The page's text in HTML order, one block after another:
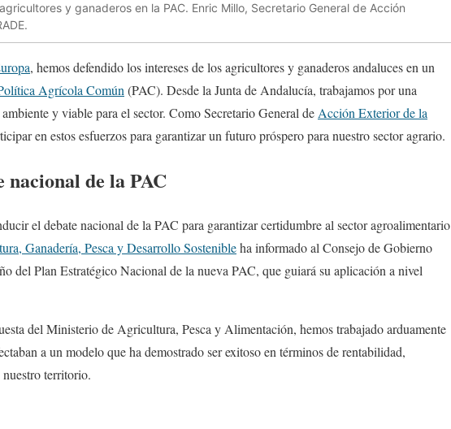
y ganaderos en la PAC. Enric Millo, Secretario General de Acción
, hemos defendido los intereses de los agricultores y ganaderos andaluces en un
Agrícola Común (PAC). Desde la Junta de Andalucía, trabajamos por una
y viable para el sector. Como Secretario General de Acción Exterior de la
en estos esfuerzos para garantizar un futuro próspero para nuestro sector agrario.
nacional de la PAC
el debate nacional de la PAC para garantizar certidumbre al sector agroalimentario
Ganadería, Pesca y Desarrollo Sostenibleha informado al Consejo de Gobierno
del Plan Estratégico Nacional de la nueva PAC, que guiará su aplicación a nivel
del Ministerio de Agricultura, Pesca y Alimentación, hemos trabajado arduamente
a un modelo que ha demostrado ser exitoso en términos de rentabilidad,
territorio.